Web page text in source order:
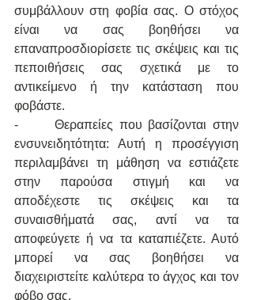
συμβάλλουν στη φοβία σας. Ο στόχος
είναι να σας βοηθήσει να
επαναπροσδιορίσετε τις σκέψεις και τις
πεποιθήσεις σας σχετικά με το
αντικείμενο ή την κατάσταση που
φοβάστε.
-      Θεραπείες που βασίζονται στην
ενσυνειδητότητα: Αυτή η προσέγγιση
περιλαμβάνει τη μάθηση να εστιάζετε
στην παρούσα στιγμή και να
αποδέχεστε τις σκέψεις και τα
συναισθήματά σας, αντί να τα
αποφεύγετε ή να τα καταπιέζετε. Αυτό
μπορεί να σας βοηθήσει να
διαχειριστείτε καλύτερα το άγχος και τον
φόβο σας.